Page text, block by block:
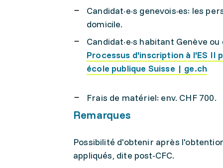
Candidat·e·s genevois·es: les
domicile.
Candidat·e·s habitant Genève
Processus d'inscription à l'ES II
école publique Suisse | ge.ch
Frais de matériel: env. CHF 700.
Remarques
Possibilité d'obtenir après
appliqués, dite post-CFC.